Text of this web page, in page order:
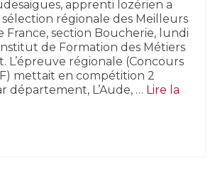
apprenti lozérien a
régionale des Meilleurs
France, section Boucherie, lundi
de Formation des Métiers
L’épreuve régionale (Concours
mettait en compétition 2
département, L’Aude, … Lire la